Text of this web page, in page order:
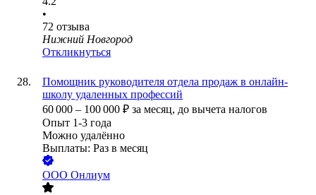
•
72 отзыва
Нижний Новгород
Откликнуться
Помощник руководителя отдела продаж в онлайн-
школу удаленных профессий
60 000 – 100 000 ₽ за месяц, до вычета налогов
Опыт 1-3 года
Можно удалённо
Выплаты: Раз в месяц
ООО Онлиум